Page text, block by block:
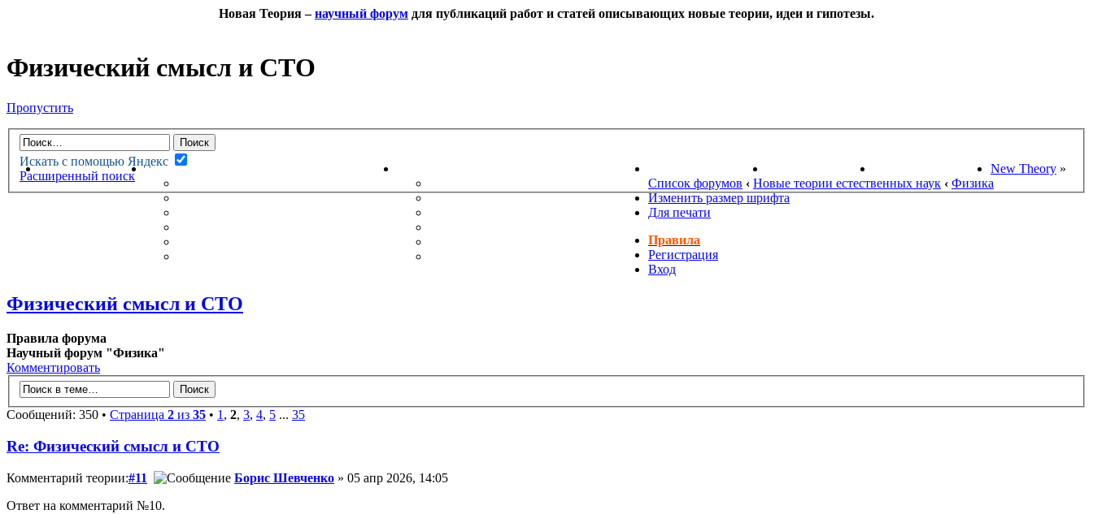
Новая Теория –научный форум для публикаций работ и статей описывающих новые теории, идеи и гипотезы.
Физический смысл и СТО
Пропустить
Искать с помощью Яндекс
Расширенный поиск
НОВАЯ ТЕОРИЯФОРУМ
НЕПРОЧИТАННЫЕ СООБЩЕНИЯ
ПОЖЕЛАНИЯ
НОВОСТИ НАУКИ ПОИСК ТЕОРИЙ СТАРЫЙ ПОРТАЛ New Theory »
Список форумов ‹ Новые теории естественных наук ‹ Физика
Изменить размер шрифта
Для печати
Правила
Регистрация
Вход
Физический смысл и СТО
Правила форума
Научный форум "Физика"
Комментировать
Сообщений: 350 • Страница 2 из 35 • 1, 2, 3, 4, 5 ... 35
Re: Физический смысл и СТО
Комментарий теории:#11 Борис Шевченко » 05 апр 2026, 14:05
Ответ на комментарий №10.